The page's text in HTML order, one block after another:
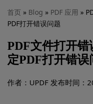
首页 » Blog » PDF 应用 »
PDF打开错误问题
PDF文件打开
定PDF打开错误
作者：UPDF 发布时间：